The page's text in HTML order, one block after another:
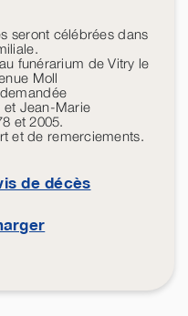
seront célébrées dans
funérarium de Vitry le
Moll
et Jean-Marie
et 2005.
et de remerciements.
de décès